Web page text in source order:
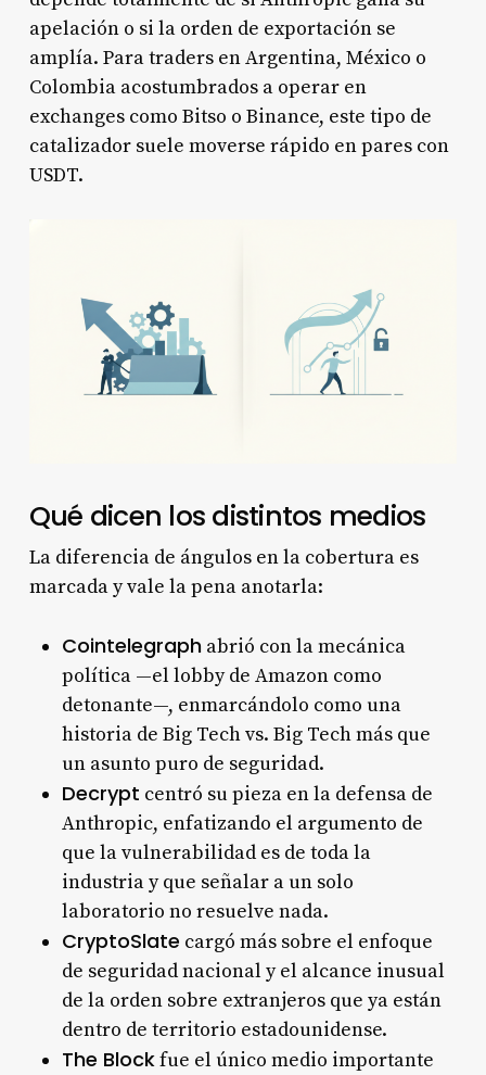
apelación o si la orden de exportación se
amplía. Para traders en Argentina, México o
Colombia acostumbrados a operar en
exchanges como Bitso o Binance, este tipo de
catalizador suele moverse rápido en pares con
USDT.
Qué dicen los distintos medios
La diferencia de ángulos en la cobertura es
marcada y vale la pena anotarla:
Cointelegraphabrió con la mecánica
política —el lobby de Amazon como
detonante—, enmarcándolo como una
historia de Big Tech vs. Big Tech más que
un asunto puro de seguridad.
Decrypt centró su pieza en la defensa de
Anthropic, enfatizando el argumento de
que la vulnerabilidad es de toda la
industria y que señalar a un solo
laboratorio no resuelve nada.
CryptoSlate cargó más sobre el enfoque
de seguridad nacional y el alcance inusual
de la orden sobre extranjeros que ya están
dentro de territorio estadounidense.
The Blockfue el único medio importante